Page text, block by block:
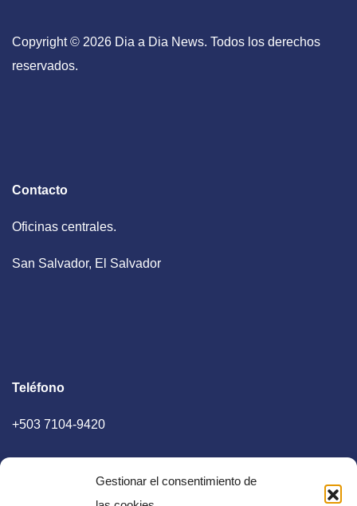
Gestionar el consentimiento de
Copyright © 2026 Dia a Dia News. Todos los derechos
reservados.
Contacto
Oficinas centrales.
San Salvador, El Salvador
Teléfono
+503 7104-9420